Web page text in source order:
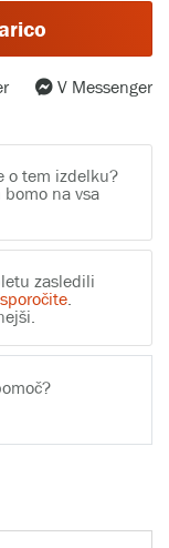
V Messenger
o tem izdelku?
na vsa
zasledili
sporočite